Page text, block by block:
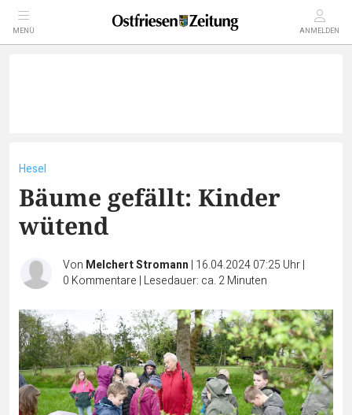
MENÜ ANMELDEN
Hesel
Bäume gefällt: Kinder
wütend
Von Melchert Stromann | 16.04.2024 07:25 Uhr|
0 Kommentare | Lesedauer: ca. 2 Minuten